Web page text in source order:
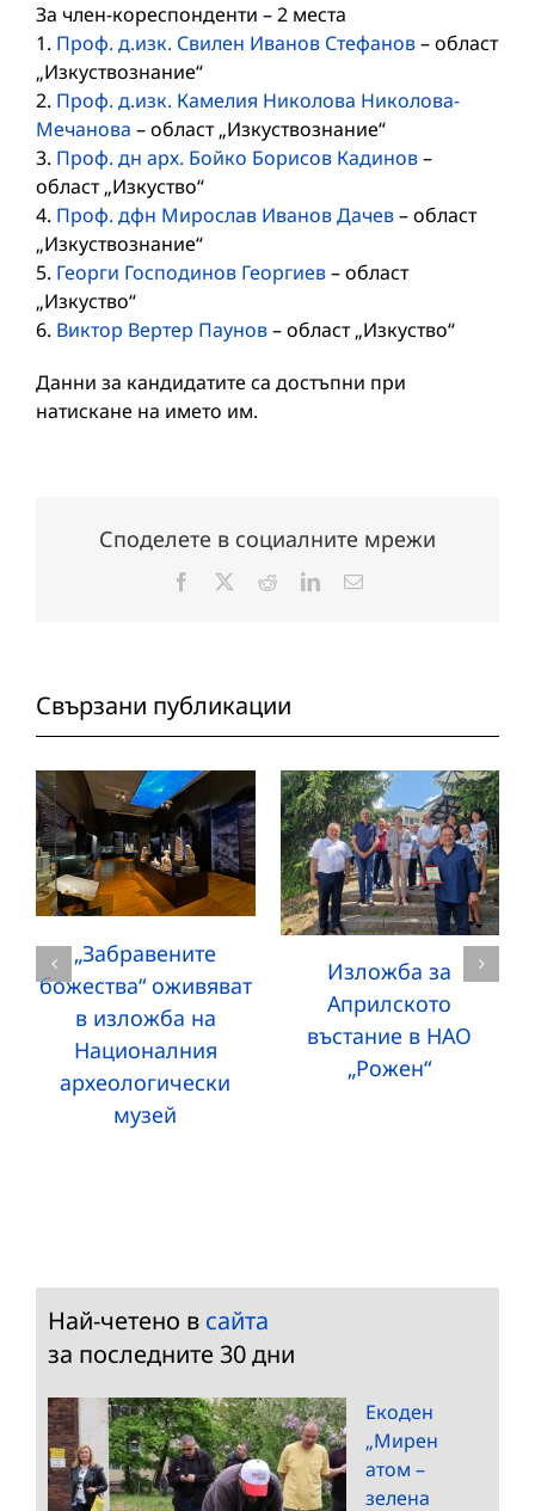
За член-кореспонденти – 2 мeста
1. Проф. д.изк. Свилен Иванов Стефанов– област
„Изкуствознание“
2. Проф. д.изк. Камелия Николова Николова-
Мечанова – област „Изкуствознание“
3. Проф. дн арх. Бойко Борисов Кадинов–
област „Изкуство“
4. Проф. дфн Мирослав Иванов Дачев– област
„Изкуствознание“
5. Георги Господинов Георгиев– област
„Изкуство“
6. Виктор Вертер Паунов– област „Изкуство“
Данни за кандидатите са достъпни при
натискане на името им.
Споделете в социалните мрежи
Facebook RedditLinkedInЕлектронна
Свързани публикации
„Забравените
божества“ оживяват
в изложба на
Националния
археологически
музей
Изложба за
Априлското
въстание в НАО
„Рожен“
Най-четено в сайта
за последните 30 дни
Екоден
„Мирен
атом –
зелена